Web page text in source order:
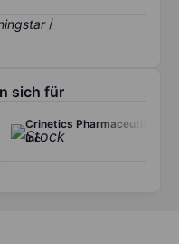
/
sich für
Crinetics Pharmaceuticals
Inc.